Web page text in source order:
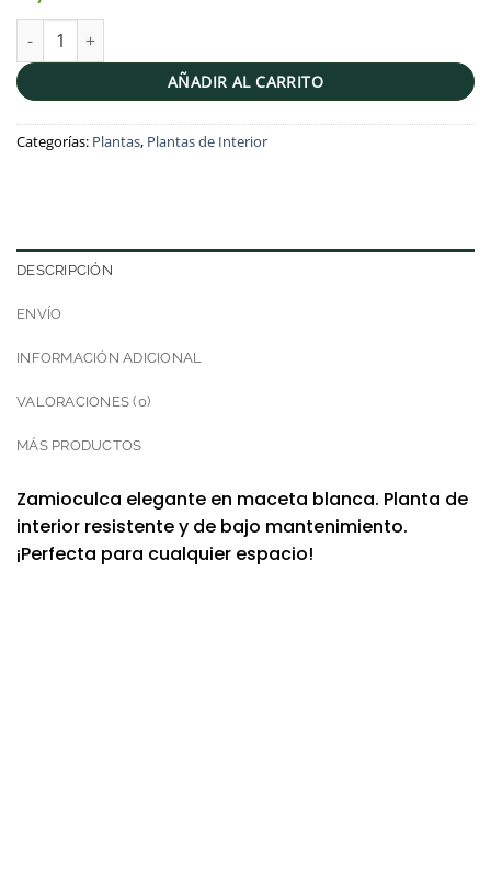
Zamioculcas zamiifolia o Planta ZZ o Millonaria o planta del
AÑADIR AL CARRITO
Categorías: Plantas, Plantas de Interior
DESCRIPCIÓN
ENVÍO
INFORMACIÓN ADICIONAL
VALORACIONES (0)
MÁS PRODUCTOS
Zamioculca elegante en maceta blanca. Planta de
interior resistente y de bajo mantenimiento.
¡Perfecta para cualquier espacio!